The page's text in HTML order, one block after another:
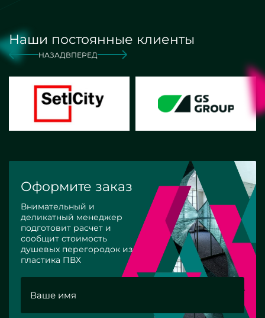
Наши постоянные клиенты
НАЗАД ВПЕРЕД
Оформите заказ
Внимательный и
деликатный менеджер
подготовит расчет и
сообщит стоимость
душевых перегородок из
пластика ПВХ